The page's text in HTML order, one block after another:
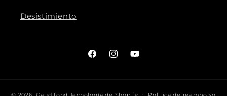
Desistimiento
FacebookInstagramYouTube